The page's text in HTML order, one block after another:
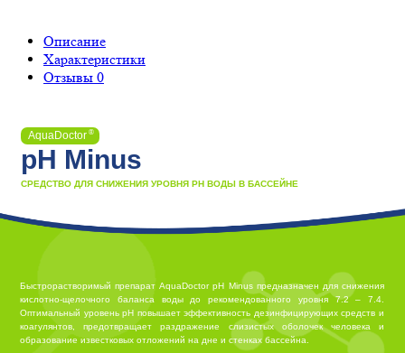
Описание
Характеристики
Отзывы 0
AquaDoctor ®
pH Minus
СРЕДСТВО ДЛЯ СНИЖЕНИЯ УРОВНЯ PH ВОДЫ В БАССЕЙНЕ
Быстрорастворимый препарат AquaDoctor рН Minus предназначен для снижения
кислотно-щелочного баланса воды до рекомендованного уровня 7.2 – 7.4.
Оптимальный уровень рН повышает эффективность дезинфицирующих средств и
коагулянтов, предотвращает раздражение слизистых оболочек человека и
образование известковых отложений на дне и стенках бассейна.